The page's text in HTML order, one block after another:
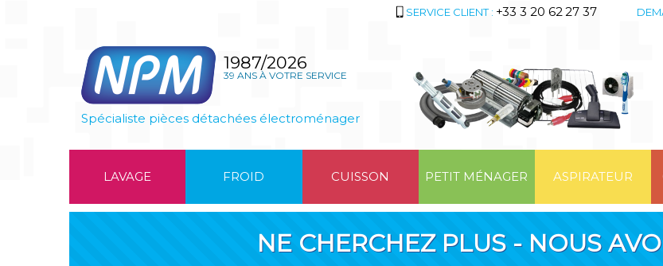
SERVICE CLIENT : +33 3 20 62 27 37
1987/2026
39 ANS À VOTRE SERVICE
Spécialiste pièces détachées électroménager
LAVAGE FROID CUISSON PETIT MÉNAGER ASPIRATEUR
NE CHERCHEZ PLUS - NOUS